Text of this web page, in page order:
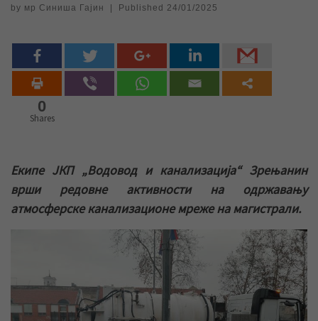
by мр Синиша Гајин Published 24/01/2025
0
Shares
Екипе ЈКП „Водовод и канализација“ Зрењанин
врши редовне активности на одржавању
атмосферске канализационе мреже на магистрали.